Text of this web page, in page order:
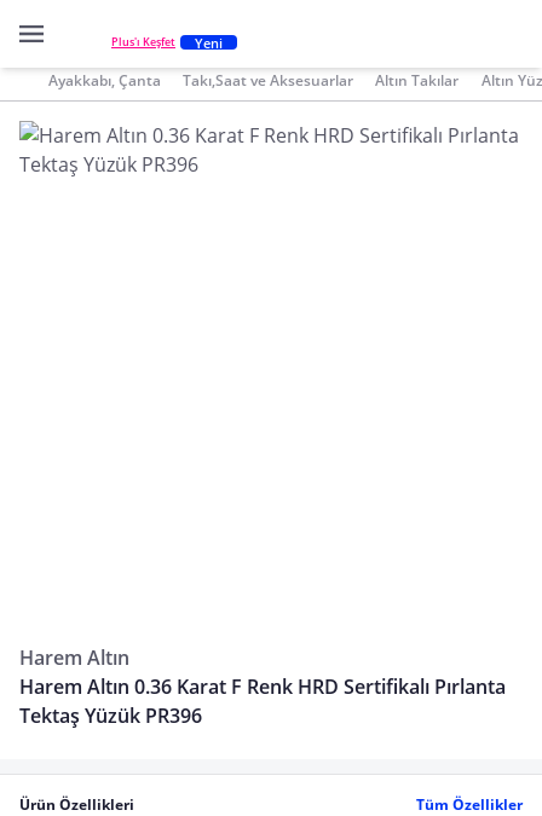
Plus'ı Keşfet Yeni
Ayakkabı, Çanta Takı,Saat ve Aksesuarlar Altın Takılar Altın
Harem Altın
Harem Altın 0.36 Karat F Renk HRD Sertifikalı Pırlanta
Tektaş Yüzük PR396
Ürün Özellikleri
Tüm Özellikler